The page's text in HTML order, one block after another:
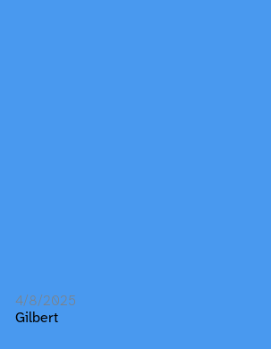
4/8/2025
Gilbert